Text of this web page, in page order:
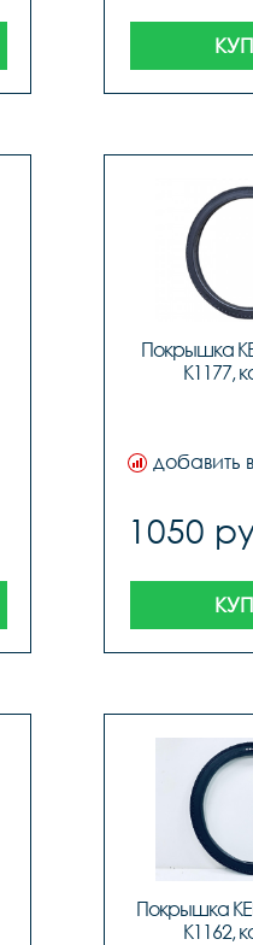
Покрышка
K1177,
добавить
1050
Покрышка
K1162,